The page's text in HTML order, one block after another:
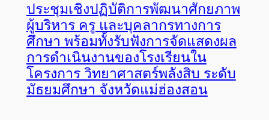
ประชุมเชิงปฏิบัติการพัฒนาศักยภาพ
ผู้บริหาร ครู และบุคลากรทางการ
ศึกษา พร้อมทั้งรับฟังการจัดแสดงผล
การดำเนินงานของโรงเรียนใน
โครงการ วิทยาศาสตร์พลังสิบ ระดับ
มัธยมศึกษา จังหวัดแม่ฮ่องสอน